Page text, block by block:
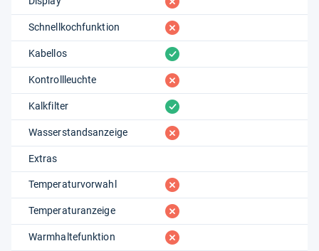
Schnellkochfunktion fehlt
Kabellos vorhanden
Kontrollleuchte fehlt
Kalkfilter vorhanden
Wasserstandsanzeige fehlt
Extras
Temperaturvorwahl fehlt
Temperaturanzeige fehlt
Warmhaltefunktion fehlt